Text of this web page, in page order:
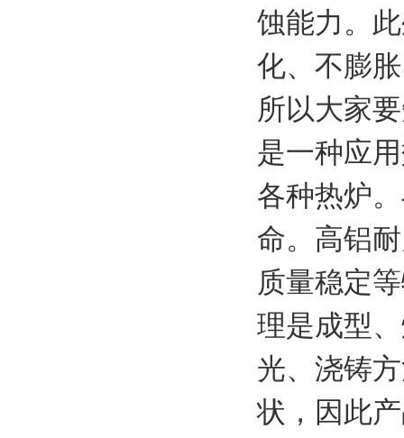
蚀能力。
化、不膨
所以大家
是一种应
各种热炉
命。高铝
质量稳定
理是成型
光、浇铸
状，因此